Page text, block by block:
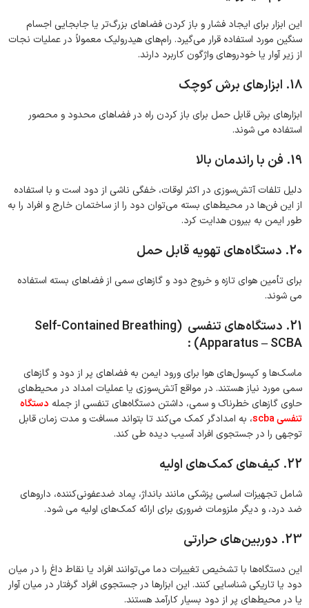
این ابزار برای ایجاد فشار و باز کردن فضاهای بزرگ‌تر یا جابجایی اجسام
سنگین مورد استفاده قرار می‌گیرد. رام‌های هیدرولیک معمولاً در عملیات نجات
از زیر آوار یا خودروهای واژگون کاربرد دارند.
18. ابزارهای برش کوچک
ابزارهای برش قابل حمل برای باز کردن راه در فضاهای محدود و محصور
استفاده می شوند.
19. فن با راندمان بالا
دلیل تلفات آتش‌سوزی در اکثر اوقات، خفگی ناشی از دود است و با استفاده
از این فن‌ها در محیط‌های بسته می‌توان دود را از ساختمان خارج و افراد را به
طور ایمن به بیرون هدایت کرد.
20. دستگاه‌های تهویه قابل حمل
برای تأمین هوای تازه و خروج دود و گازهای سمی از فضاهای بسته استفاده
می شوند.
21. دستگاه‌های تنفسی (Self-Contained Breathing
Apparatus – SCBA) :
ماسک‌ها و کپسول‌های هوا برای ورود ایمن به فضاهای پر از دود و گازهای
سمی مورد نیاز هستند. در مواقع آتش‌سوزی یا عملیات امداد در محیط‌های
حاوی گازهای خطرناک و سمی، داشتن دستگاه‎‌های تنفسی از جمله
دستگاه
تنفسی scba
، به امدادگر کمک می‌کند تا بتواند مسافت و مدت زمان قابل
توجهی را در جستجوی افراد آسیب دیده طی کند.
22. کیف‌های کمک‌های اولیه
شامل تجهیزات اساسی پزشکی مانند بانداژ، پماد ضدعفونی‌کننده، داروهای
ضد درد، و دیگر ملزومات ضروری برای ارائه کمک‌های اولیه می شود.
23. دوربین‌های حرارتی
این دستگاه‌ها با تشخیص تغییرات دما می‌توانند افراد یا نقاط داغ را در میان
دود یا تاریکی شناسایی کنند. این ابزارها در جستجوی افراد گرفتار در میان آوار
یا در محیط‌های پر از دود بسیار کارآمد هستند.